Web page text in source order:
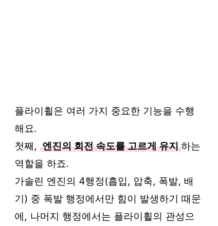
플라이휠은 여러 가지 중요한 기능을 수행
해요.
첫째, 엔진의 회전 속도를 고르게 유지 하는
역할을 하죠.
가솔린 엔진의 4행정(흡입, 압축, 폭발, 배
기) 중 폭발 행정에서만 힘이 발생하기 때문
에, 나머지 행정에서는 플라이휠의 관성으